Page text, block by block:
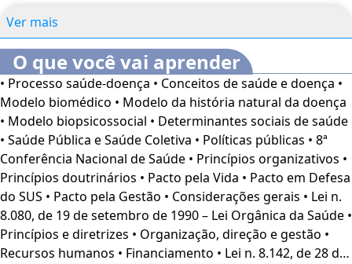
saúde, como
qualidade de vida. Políticas intersetoriais, como o Bolsa
Família, fortalecem a relação entre saúde e bem-estar
social. A avaliação contínua dessas iniciativas garante a
eficácia e a adaptação às demandas emergentes,
assegurando melhorias no acesso e na qualidade dos
serviços prestados à população. Neste curso, você
explorará o contexto histórico do processo saúde-doença
e aprofundará os principais conceitos em saúde coletiva.
Serão discutidos os modelos explicativos em saúde, os
determinantes sociais, o conceito e as características de
políticas públicas, além do histórico e dos princípios
organizativos do SUS. Você compreenderá a Lei n.
Ver mais
O que você vai aprender
• Processo saúde-doença • Conceitos de saúde e doença •
Modelo biomédico • Modelo da história natural da doença
• Modelo biopsicossocial • Determinantes sociais de saúde
• Saúde Pública e Saúde Coletiva • Políticas públicas • 8ª
Conferência Nacional de Saúde • Princípios organizativos •
Princípios doutrinários • Pacto pela Vida • Pacto em Defesa
do SUS • Pacto pela Gestão • Considerações gerais • Lei n.
8.080, de 19 de setembro de 1990 – Lei Orgânica da Saúde •
Princípios e diretrizes • Organização, direção e gestão •
Recursos humanos • Financiamento • Lei n. 8.142, de 28 de